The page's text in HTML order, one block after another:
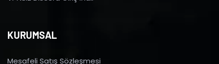
KURUMSAL
Mesafeli Satış Sözleşmesi